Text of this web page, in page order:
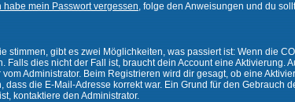
habe mein Passwort vergessen, folge den Anweisungen und du
gibt es zwei Möglichkeiten, was passiert ist: Wenn die
dies nicht der Fall ist, braucht dein Account eine Aktivierung.
Administrator. Beim Registrieren wird dir gesagt, ob eine
die E-Mail-Adresse korrekt war. Ein Grund für den Gebrauch
kontaktiere den Administrator.